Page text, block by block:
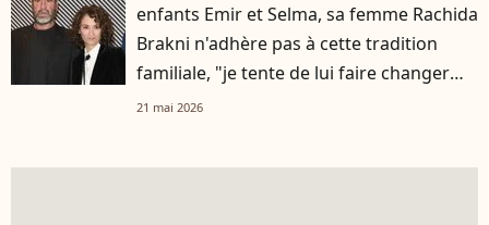
enfants Emir et Selma, sa femme Rachida
Brakni n'adhère pas à cette tradition
familiale, "je tente de lui faire changer
d'avis"
21 mai 2026